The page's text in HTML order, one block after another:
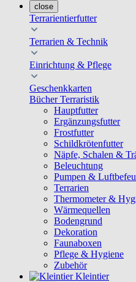
close
Terrarientierfutter
Terrarien & Technik
Einrichtung & Pflege
Geschenkkarten
Bücher Terraristik
Hauptfutter
Ergänzungsfutter
Frostfutter
Schildkrötenfutter
Näpfe, Schalen &
Beleuchtung
Pumpen &
Terrarien
Thermometer &
Wärmequellen
Bodengrund
Dekoration
Faunaboxen
Pflege & Hygiene
Zubehör
Kleintier